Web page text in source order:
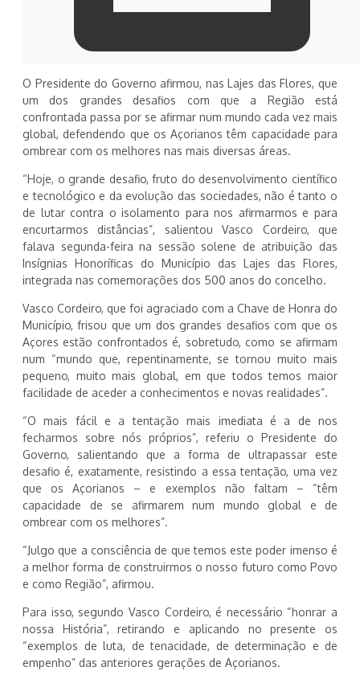
O Presidente do Governo afirmou, nas Lajes das Flores, que
um dos grandes desafios com que a Região está
confrontada passa por se afirmar num mundo cada vez mais
global, defendendo que os Açorianos têm capacidade para
ombrear com os melhores nas mais diversas áreas.
“Hoje, o grande desafio, fruto do desenvolvimento científico
e tecnológico e da evolução das sociedades, não é tanto o
de lutar contra o isolamento para nos afirmarmos e para
encurtarmos distâncias”, salientou Vasco Cordeiro, que
falava segunda-feira na sessão solene de atribuição das
Insígnias Honoríficas do Município das Lajes das Flores,
integrada nas comemorações dos 500 anos do concelho.
Vasco Cordeiro, que foi agraciado com a Chave de Honra do
Município, frisou que um dos grandes desafios com que os
Açores estão confrontados é, sobretudo, como se afirmam
num “mundo que, repentinamente, se tornou muito mais
pequeno, muito mais global, em que todos temos maior
facilidade de aceder a conhecimentos e novas realidades”.
“O mais fácil e a tentação mais imediata é a de nos
fecharmos sobre nós próprios”, referiu o Presidente do
Governo, salientando que a forma de ultrapassar este
desafio é, exatamente, resistindo a essa tentação, uma vez
que os Açorianos – e exemplos não faltam – “têm
capacidade de se afirmarem num mundo global e de
ombrear com os melhores”.
“Julgo que a consciência de que temos este poder imenso é
a melhor forma de construirmos o nosso futuro como Povo
e como Região”, afirmou.
Para isso, segundo Vasco Cordeiro, é necessário “honrar a
nossa História”, retirando e aplicando no presente os
“exemplos de luta, de tenacidade, de determinação e de
empenho” das anteriores gerações de Açorianos.